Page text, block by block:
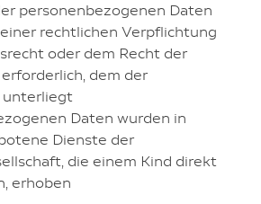
personenbezogenen Daten
rechtlichen Verpflichtung
oder dem Recht der
dem der
unterliegt
Daten wurden in
Dienste der
die einem Kind direkt
erhoben